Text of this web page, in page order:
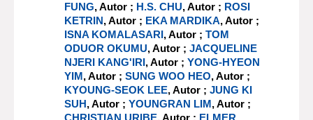
FUNG, Autor ; H.S. CHU, Autor ; ROSI
KETRIN, Autor ; EKA MARDIKA, Autor ;
ISNA KOMALASARI, Autor ;TOM
ODUOR OKUMU, Autor ;JACQUELINE
NJERI KANG'IRI, Autor ;YONG-HYEON
YIM, Autor ;SUNG WOO HEO, Autor ;
KYOUNG-SEOK LEE, Autor ;JUNG KI
SUH, Autor ;YOUNGRAN LIM, Autor ;
CHRISTIAN URIBE, Autor ; ELMER